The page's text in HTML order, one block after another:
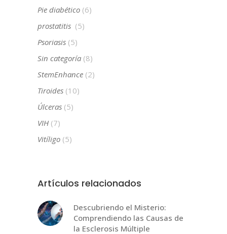
Pie diabético (6)
prostatitis (5)
Psoriasis (5)
Sin categoría (8)
StemEnhance (2)
Tiroides (10)
Úlceras (5)
VIH (7)
Vitíligo (5)
Artículos relacionados
Descubriendo el Misterio:
Comprendiendo las Causas de
la Esclerosis Múltiple